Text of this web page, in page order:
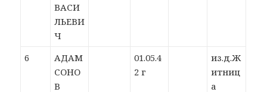
ВАСИ
ЛЬЕВИ
Ч
6
АДАМ
СОНО
В
01.05.4
2 г
из.д.Ж
итниц
а